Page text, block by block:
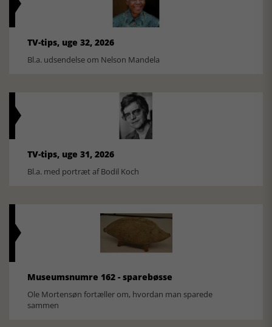
TV-tips, uge 32, 2026
Bl.a. udsendelse om Nelson Mandela
TV-tips, uge 31, 2026
Bl.a. med portræt af Bodil Koch
Museumsnumre 162 - sparebøsse
Ole Mortensøn fortæller om, hvordan man sparede
sammen